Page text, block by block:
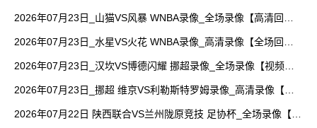
2026年07月23日_山猫VS风暴 WNBA录像_全场录像【高清回
2026年07月23日_水星VS火花 WNBA录像_高清录像【全场回
2026年07月23日_汉坎VS博德闪耀 挪超录像_全场录像【视频集
2026年07月23日_挪超 维京VS利勒斯特罗姆录像_高清录像【全
2026年07月22日 陕西联合VS兰州陇原竞技 足协杯_全场录像【全